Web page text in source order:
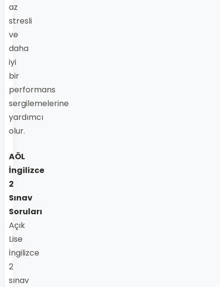
az
stresli
ve
daha
iyi
bir
performans
sergilemelerine
yardımcı
olur.
AÖL
İngilizce
2
Sınav
Soruları
Açık
Lise
İngilizce
2
sınav